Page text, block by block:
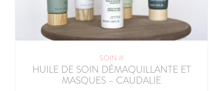
SOIN ///
HUILE DE SOIN DÉMAQUILLANTE ET
MASQUES – CAUDALIE